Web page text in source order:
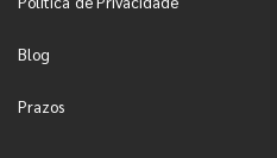
Blog
Prazos